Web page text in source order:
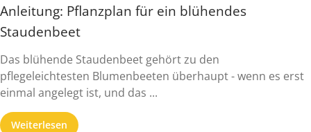
Anleitung: Pflanzplan für ein blühendes
Staudenbeet
Das blühende Staudenbeet gehört zu den
pflegeleichtesten Blumenbeeten überhaupt - wenn es erst
einmal angelegt ist, und das ...
Weiterlesen